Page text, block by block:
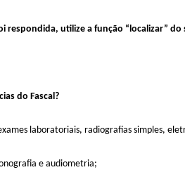
respondida, utilize a função “localizar”
do Fascal?
laboratoriais, radiografias simples,
e audiometria;